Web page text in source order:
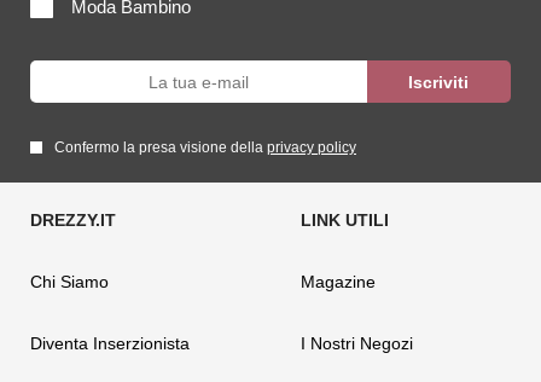
Moda Bambino
Confermo la presa visione della privacy policy
Chi Siamo
Diventa Inserzionista
Magazine
I Nostri Negozi